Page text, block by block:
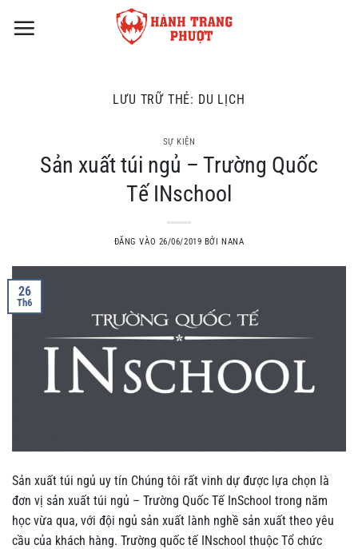
qua
LƯU TRỮ THẺ: DU LỊCH
SỰ KIỆN
Sản xuất túi ngủ – Trường Quốc
Tế INschool
ĐĂNG VÀO 26/06/2019 BỞINANA
26
Th6
Sản xuất túi ngủ uy tín Chúng tôi rất vinh dự được lựa chọn là
đơn vị sản xuất túi ngủ – Trường Quốc Tế InSchool trong năm
học vừa qua, với đội ngủ sản xuất lành nghề sản xuất theo yêu
cầu của khách hàng. Trường quốc tế INschool thuộc Tổ chức